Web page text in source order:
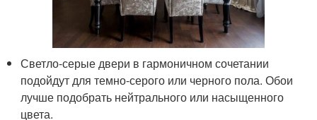
Светло-серые двери в гармоничном сочетании
подойдут для темно-серого или черного пола. Обои
лучше подобрать нейтрального или насыщенного
цвета.